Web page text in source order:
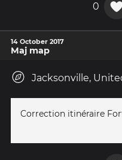
0
14 October 2017
Maj map
Jacksonville,
Correction itinéraire